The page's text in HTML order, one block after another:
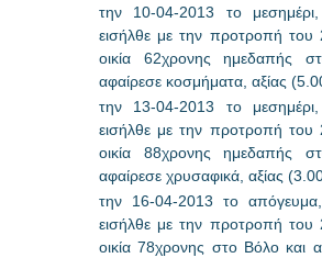
την 10-04-2013 το
εισήλθε με την προτροπή του
οικία 62χρονης ημεδαπής
αφαίρεσε κοσμήματα, αξίας
την 13-04-2013 το
εισήλθε με την προτροπή του
οικία 88χρονης ημεδαπής
αφαίρεσε χρυσαφικά, αξίας
την 16-04-2013 το
εισήλθε με την προτροπή του
οικία 78χρονης στο Βόλο και